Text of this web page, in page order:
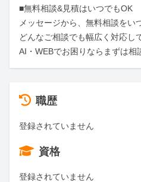
■無料相談&見積はいつでもOK
メッセージから、無料相談をい
どんなご相談でも幅広く対応し
AI・WEBでお困りならまずは相
職歴
登録されていません
資格
登録されていません